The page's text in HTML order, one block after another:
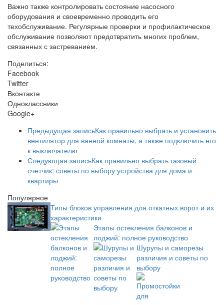
Важно также контролировать состояние насосного
оборудования и своевременно проводить его
техобслуживание. Регулярные проверки и профилактическое
обслуживание позволяют предотвратить многих проблем,
связанных с застреванием.
Поделиться:
Facebook
Twitter
Вконтакте
Одноклассники
Google+
Предыдущая записьКак правильно выбрать и установить
вентилятор для ванной комнаты, а также подключить его
к выключателю
Следующая записьКак правильно выбрать газовый
счетчик: советы по выбору устройства для дома и
квартиры
Популярное
Типы блоков управления для откатных ворот и их
характеристики
Этапы остекления балконов и
лоджий: полное руководство
Шурупы и саморезы
различия и советы по
выбору